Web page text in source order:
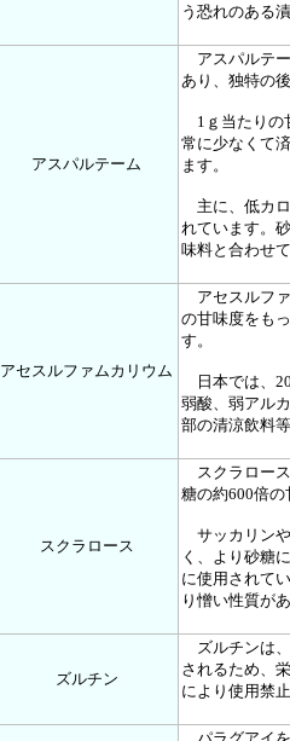
う恐れのある
アスパルテーム
アスパルテ
あり、独特の
1ｇ当たりの
常に少なくて
ます。
主に、低カ
れています。
味料と合わせ
アセスルファムカリウム
アセスルフ
の甘味度をも
す。
日本では、
弱酸、弱アル
部の清涼飲料
スクラロース
スクラロー
糖の約600倍
サッカリン
く、より砂糖
に使用されて
り憎い性質が
ズルチン
ズルチンは
されるため、
により使用禁